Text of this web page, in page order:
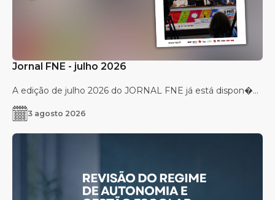
Jornal FNE - julho 2026
A edição de julho 2026 do JORNAL FNE já está dispon�...
3 agosto 2026